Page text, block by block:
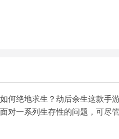
何绝地求生？劫后余生这款手
对一系列生存性的问题，可尽